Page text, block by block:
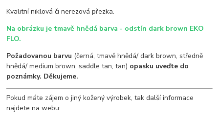
Kvalitní niklová či nerezová přezka.
Na obrázku je tmavě hnědá barva - odstín dark brown EKO
FLO.
Požadovanou barvu (černá, tmavě hnědá/ dark brown, středně
hnědá/ medium brown, saddle tan, tan) opasku uveďte do
poznámky. Děkujeme.
Pokud máte zájem o jiný kožený výrobek, tak další informace
najdete na webu: